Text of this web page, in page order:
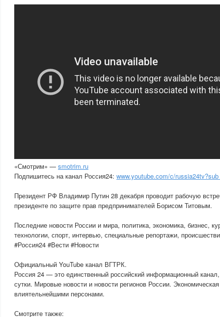
«Смотрим» — smotrim.ru
Подпишитесь на канал Россия24: www.youtube.com/c/
Президент РФ Владимир Путин 28 декабря проводит рабочую
президенте по защите прав предпринимателей Борисом Титовым.
Последние новости России и мира, политика, экономика, бизнес,
технологии, спорт, интервью, специальные репортажи,
#Россия24 #Вести #Новости
Официальный YouTube канал ВГТРК.
Россия 24 — это единственный российский информационный
сутки. Мировые новости и новости регионов России.
влиятельнейшими персонами.
Смотрите также: